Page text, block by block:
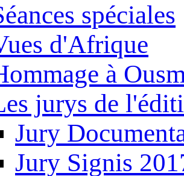
spéciales
d'Afrique
à
jurys de
Jury
Jury Signis